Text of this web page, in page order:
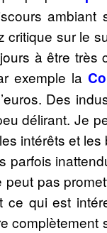
ambiant
critique sur le
à être très
exemple la
Des
délirant. Je
intérêts et les
pas
qui est
complètement